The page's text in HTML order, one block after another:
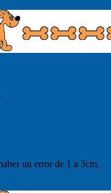
un error de 1 a 3cm.